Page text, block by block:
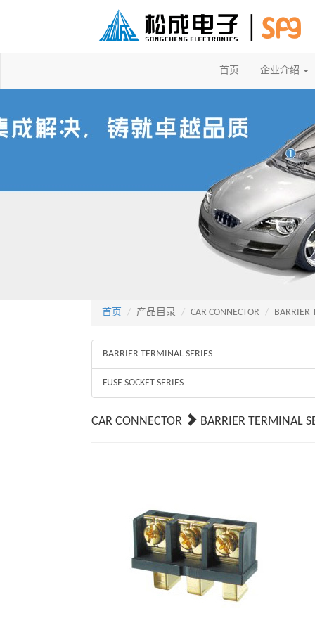
首页 企业介绍
首页 产品目录 CAR CONNECTOR BARRIER
BARRIER TERMINAL SERIES
FUSE SOCKET SERIES
CAR CONNECTOR BARRIER TERMINAL